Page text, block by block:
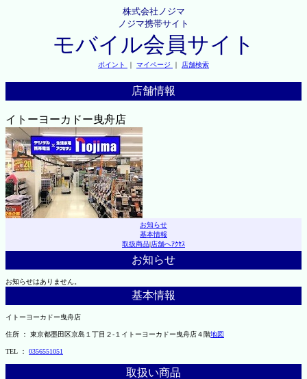
株式会社ノジマ
ノジマ携帯サイト
モバイル会員サイト
ポイント ｜ マイページ ｜ 店舗検索
店舗情報
イトーヨーカドー曳舟店
お知らせ
基本情報
取扱商品|店舗へｱｸｾｽ
お知らせ
お知らせはありません。
基本情報
イトーヨーカドー曳舟店
住所 ： 東京都墨田区京島１丁目２-１イトーヨーカドー曳舟店４階地図
TEL ： 0356551051
取扱い商品